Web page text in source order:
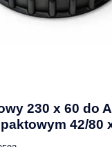
230 x 60 do
42/80